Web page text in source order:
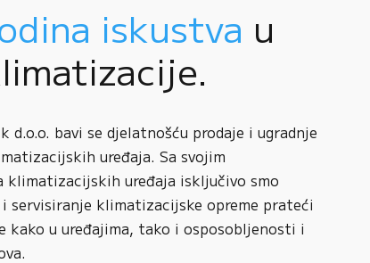
iskustva u
d.o.o. bavi se djelatnošću prodaje i ugradnje
uređaja. Sa svojim
klimatizacijskih uređaja isključivo smo
servisiranje klimatizacijske opreme prateći
kako u uređajima, tako i osposobljenosti i